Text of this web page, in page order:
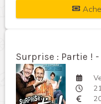
Surprise : Partie ! -